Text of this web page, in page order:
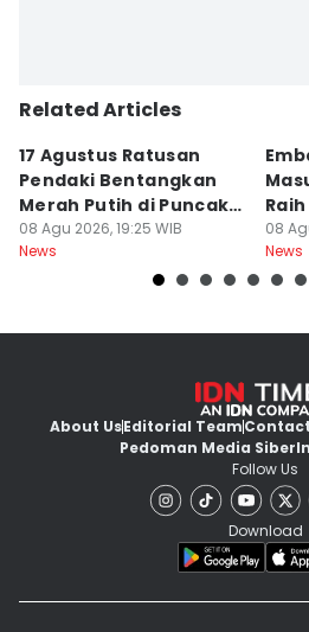
Related Articles
17 Agustus Ratusan
Pendaki Bentangkan
Merah Putih di Puncak
Dempo
08 Agu 2026, 19:25 WIB
News
08
News
About UsEditorial Team
Pedoman Media Siber
Follow Us
Download